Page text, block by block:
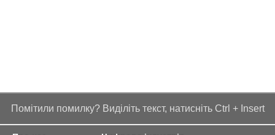
Помітили помилку? Виділіть текст, натисніть Ctrl + Insert